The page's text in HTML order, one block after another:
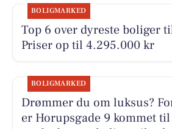
BOLIGMARKED
Top 6 over dyreste boliger
Priser op til 4.295.000 kr
BOLIGMARKED
Drømmer du om luksus?
er Horupsgade 9 kommet til